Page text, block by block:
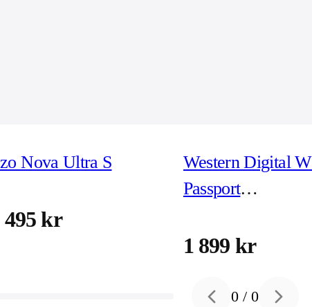
Nova Ultra S
495 kr
Western Digital
Passport
hårddisk 4 TB
1 899 kr
Previous slide
0 /0 Next